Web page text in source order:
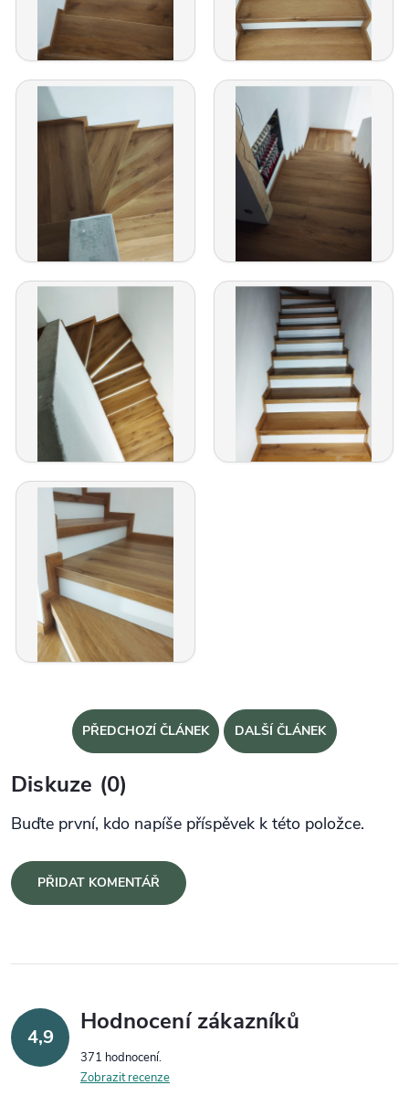
PŘEDCHOZÍ ČLÁNEK DALŠÍ ČLÁNEK
Diskuze (0)
Buďte první, kdo napíše příspěvek k této položce.
PŘIDAT KOMENTÁŘ
4,9
Hodnocení zákazníků
371 hodnocení
Zobrazit recenze